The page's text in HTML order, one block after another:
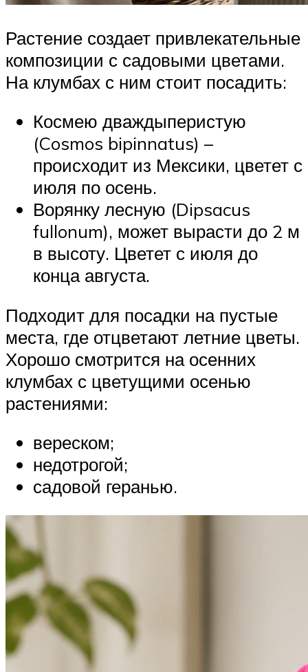
Растение создает привлекательные
композиции с садовыми цветами.
На клумбах с ним стоит посадить:
Космею дваждыперистую
(Cosmos bipinnatus) –
происходит из Мексики, цветет с
июля по осень.
Ворянку лесную (Dipsacus
fullonum), может вырасти до 2 м
в высоту. Цветет с июля до
конца августа.
Подходит для посадки на пустые
места, где отцветают летние цветы.
Хорошо смотрится на осенних
клумбах с цветущими осенью
растениями:
вереском;
недотрогой;
садовой геранью.